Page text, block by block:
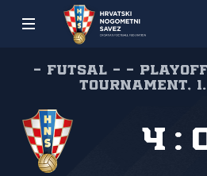
- Futsal - -
Tournament,
4 :